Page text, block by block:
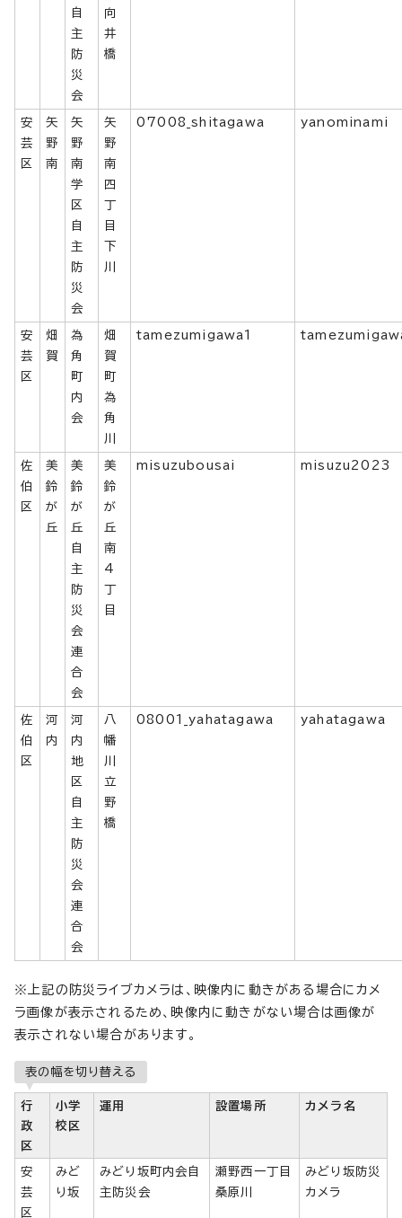
自
主
防
災
会
向
井
橋
安
芸
区
矢
野
南
矢
野
南
学
区
自
主
防
災
会
矢
野
南
四
丁
目
下
川
07008_shitagawa yanominami
安
芸
区
畑
賀
為
角
町
内
会
畑
賀
町
為
角
川
tamezumigawa1
佐
伯
区
美
鈴
が
丘
美
鈴
が
丘
自
主
防
災
会
連
合
会
美
鈴
が
丘
南
4
丁
目
misuzubousai misuzu2023
佐
伯
区
河
内
河
内
地
区
自
主
防
災
会
連
合
会
八
幡
川
立
野
橋
08001_yahatagawa yahatagawa
※上記の防災ライブカメラは、映像内に動きがある場合にカメ
ラ画像が表示されるため、映像内に動きがない場合は画像が
表示されない場合があります。
表の幅を切り替える
行
政
区
小学
校区
運用 設置場所 カメラ名
安
芸
区
みど
り坂
みどり坂町内会自
主防災会
瀬野西一丁目
桑原川
みどり坂防災
カメラ